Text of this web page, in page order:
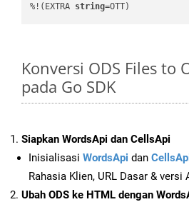
%!(EXTRA string=OTT)
Konversi ODS Files to
pada Go SDK
Siapkan WordsApi dan CellsApi
Inisialisasi WordsApi dan
Rahasia Klien, URL Dasar & versi
Ubah ODS ke HTML dengan